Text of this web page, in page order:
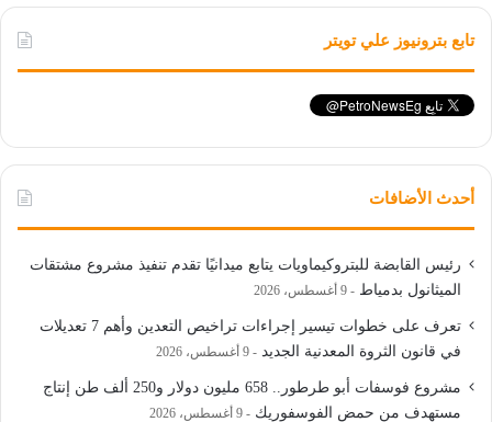
تابع بترونيوز علي تويتر
أحدث الأضافات
رئيس القابضة للبتروكيماويات يتابع ميدانيًا تقدم تنفيذ مشروع مشتقات
الميثانول بدمياط
9 أغسطس، 2026
تعرف على خطوات تيسير إجراءات تراخيص التعدين وأهم 7 تعديلات
في قانون الثروة المعدنية الجديد
9 أغسطس، 2026
مشروع فوسفات أبو طرطور.. 658 مليون دولار و250 ألف طن إنتاج
مستهدف من حمض الفوسفوريك
9 أغسطس، 2026